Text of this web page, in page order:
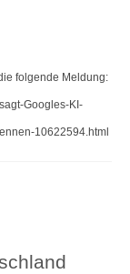
folgende Meldung:
Googles-KI-
10622594.html